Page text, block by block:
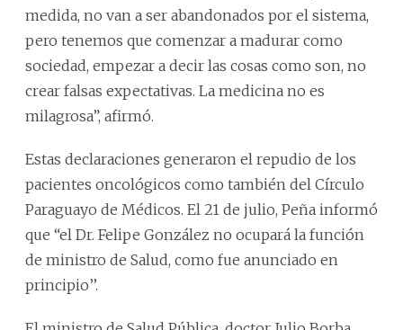
medida, no van a ser abandonados por el sistema,
pero tenemos que comenzar a madurar como
sociedad, empezar a decir las cosas como son, no
crear falsas expectativas. La medicina no es
milagrosa”, afirmó.
Estas declaraciones generaron el repudio de los
pacientes oncológicos como también del Círculo
Paraguayo de Médicos. El 21 de julio, Peña informó
que “el Dr. Felipe González no ocupará la función
de ministro de Salud, como fue anunciado en
principio’’.